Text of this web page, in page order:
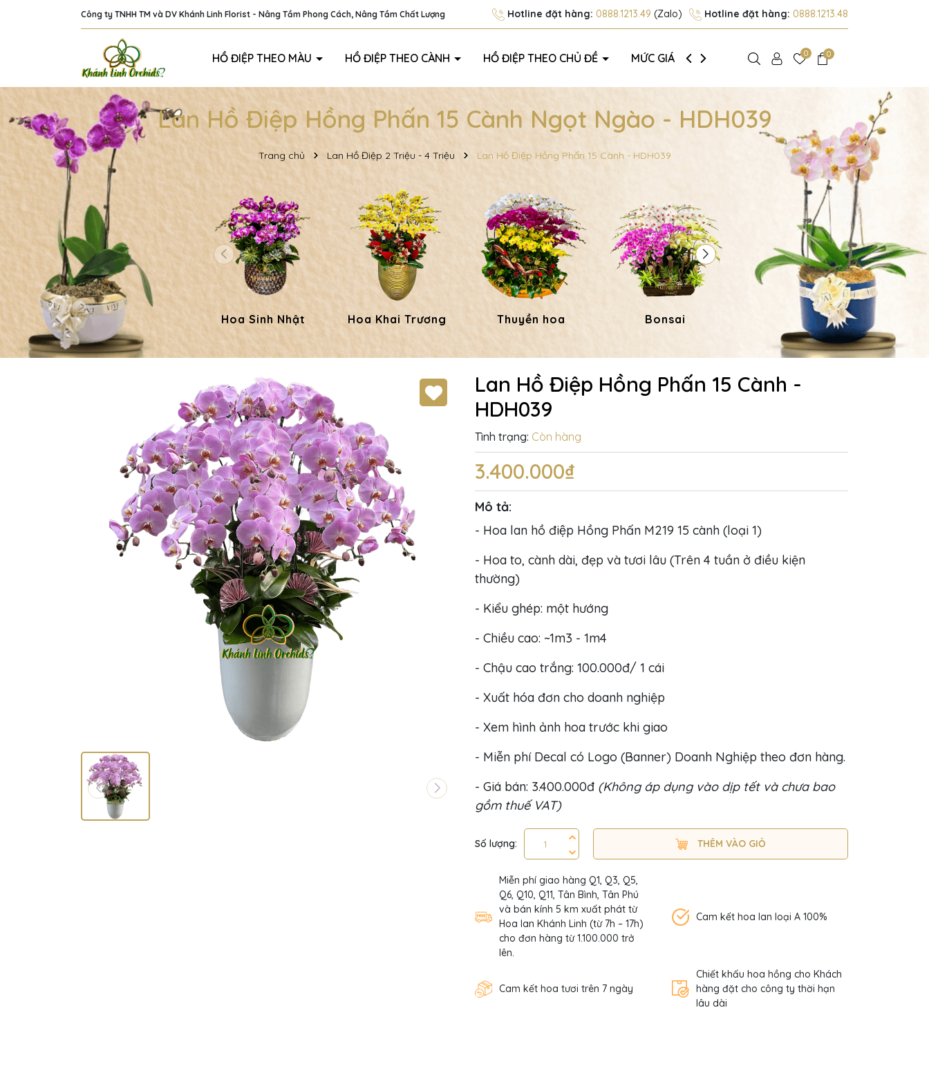
Công ty TNHH TM và DV Khánh Linh Florist - Nâng Tầm Phong Cách, Nâng Tầm Chất Lượng Hotline đặt hàng: 0888.1213.49 (Zalo) Hotline đặt hàng: 0888.1213.48
HỒ ĐIỆP THEO MÀU HỒ ĐIỆP THEO CÀNH HỒ ĐIỆP THEO CHỦ ĐỀ MỨC GIÁ GIỚI THIỆU 0 0
Lan Hồ Điệp Hồng Phấn 15 Cành Ngọt Ngào - HDH039
Trang chủ Lan Hồ Điệp 2 Triệu - 4 Triệu Lan Hồ Điệp Hồng Phấn 15 Cành - HDH039
Hoa Sinh Nhật Hoa Khai Trương Thuyền hoa Bonsai Hoa Dâng Phật
Lan Hồ Điệp Hồng Phấn 15 Cành -
HDH039
Tình trạng: Còn hàng
3.400.000₫
Mô tả:
- Hoa lan hồ điệp Hồng Phấn M219 15 cành (loại 1)
- Hoa to, cành dài, đẹp và tươi lâu (Trên 4 tuần ở điều kiện
thường)
- Kiểu ghép: một hướng
- Chiều cao: ~1m3 - 1m4
- Chậu cao trắng: 100.000đ/ 1 cái
- Xuất hóa đơn cho doanh nghiệp
- Xem hình ảnh hoa trước khi giao
- Miễn phí Decal có Logo (Banner) Doanh Nghiệp theo đơn hàng.
- Giá bán: 3.400.000đ (Không áp dụng vào dịp tết và chưa bao
gồm thuế VAT)
Số lượng: THÊM VÀO GIỎ
Miễn phí giao hàng Q1, Q3, Q5,
Q6, Q10, Q11, Tân Bình, Tân Phú
và bán kính 5 km xuất phát từ
Hoa lan Khánh Linh (từ 7h – 17h)
cho đơn hàng từ 1.100.000 trở
lên.
Cam kết hoa lan loại A 100%
Cam kết hoa tươi trên 7 ngày
Chiết khấu hoa hồng cho Khách
hàng đặt cho công ty thời hạn
lâu dài